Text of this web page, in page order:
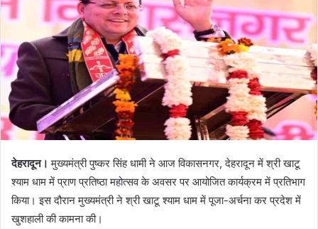
देहरादून।मुख्यमंत्री पुष्कर सिंह धामी ने आज विकासनगर, देहरादून में श्री खाटू
श्याम धाम में प्राण प्रतिष्ठा महोत्सव के अवसर पर आयोजित कार्यक्रम में प्रतिभाग
किया। इस दौरान मुख्यमंत्री ने श्री खाटू श्याम धाम में पूजा-अर्चना कर प्रदेश में
खुशहाली की कामना की।